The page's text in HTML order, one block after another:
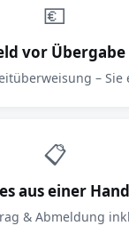
💶
vor Übergabe
– Sie
📋
aus einer Hand
& Abmeldung